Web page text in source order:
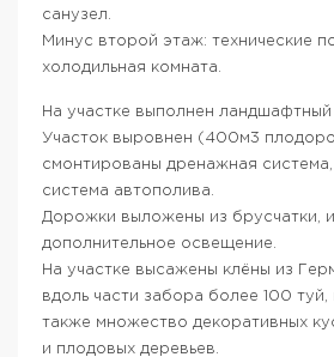
санузел.
Минус второй этаж: технические
холодильная комната.
На участке выполнен ландшафтный
Участок выровнен (400м3
смонтированы дренажная система,
система автополива.
Дорожки выложены из брусчатки,
дополнительное освещение.
На участке высажены клёны из
вдоль части забора более 100
также множество декоративных
и плодовых деревьев.